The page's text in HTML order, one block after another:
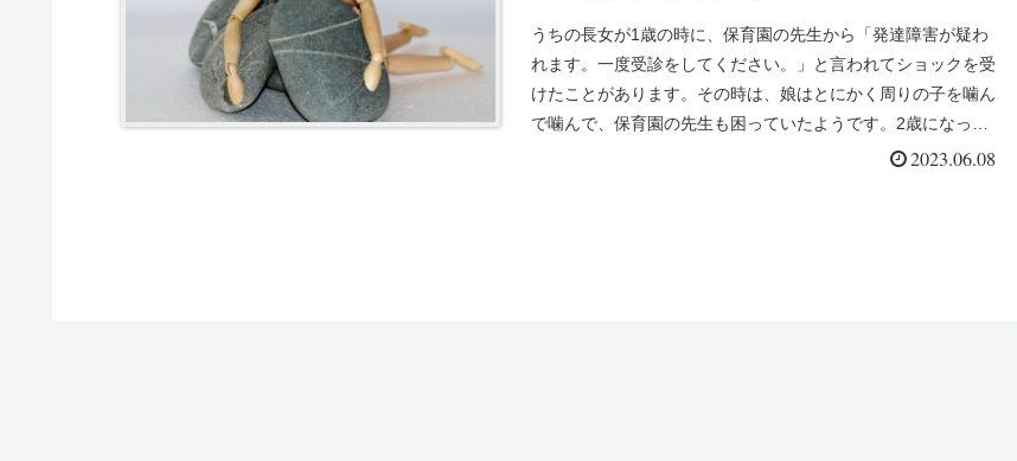
うちの長女が1歳の時に、保育園の先生から「発達障害が疑わ
れます。一度受診をしてください。」と言われてショックを受
けたことがあります。その時は、娘はとにかく周りの子を噛ん
で噛んで、保育園の先生も困っていたようです。2歳になって
2023.06.08